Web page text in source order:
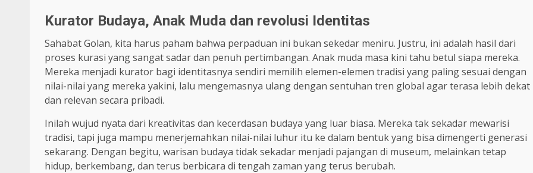
Kurator Budaya, Anak Muda dan revolusi Identitas
Sahabat Golan, kita harus paham bahwa perpaduan ini bukan sekedar meniru. Justru, ini adalah hasil dari
proses kurasi yang sangat sadar dan penuh pertimbangan. Anak muda masa kini tahu betul siapa mereka.
Mereka menjadi kurator bagi identitasnya sendiri memilih elemen-elemen tradisi yang paling sesuai dengan
nilai-nilai yang mereka yakini, lalu mengemasnya ulang dengan sentuhan tren global agar terasa lebih dekat
dan relevan secara pribadi.
Inilah wujud nyata dari kreativitas dan kecerdasan budaya yang luar biasa. Mereka tak sekadar mewarisi
tradisi, tapi juga mampu menerjemahkan nilai-nilai luhur itu ke dalam bentuk yang bisa dimengerti generasi
sekarang. Dengan begitu, warisan budaya tidak sekadar menjadi pajangan di museum, melainkan tetap
hidup, berkembang, dan terus berbicara di tengah zaman yang terus berubah.